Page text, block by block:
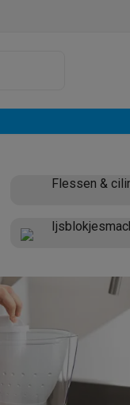
Diepvriezers
Dolce Gusto
Accessoires
Flessen &